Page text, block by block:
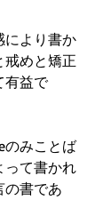
により書か
戒めと矯正
有益で
のみことば
って書かれ
の書であ